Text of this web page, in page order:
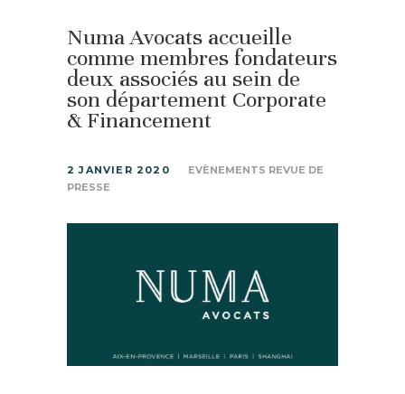
Numa Avocats accueille
comme membres fondateurs
deux associés au sein de
son département Corporate
& Financement
2 JANVIER 2020
EVÈNEMENTS REVUE DE
PRESSE